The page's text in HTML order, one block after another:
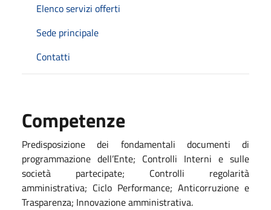
Elenco servizi offerti
Sede principale
Contatti
Competenze
Predisposizione dei fondamentali documenti di
programmazione dell’Ente; Controlli Interni e sulle
società partecipate; Controlli regolarità
amministrativa; Ciclo Performance; Anticorruzione e
Trasparenza; Innovazione amministrativa.